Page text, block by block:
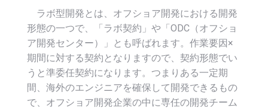
ラボ型開発とは、オフショア開発における開発
形態の一つで、「ラボ契約」や「ODC（オフショ
ア開発センター）」とも呼ばれます。作業要因×
期間に対する契約となりますので、契約形態でい
うと準委任契約になります。つまりある一定期
間、海外のエンジニアを確保して開発できるもの
で、オフショア開発企業の中に専任の開発チーム